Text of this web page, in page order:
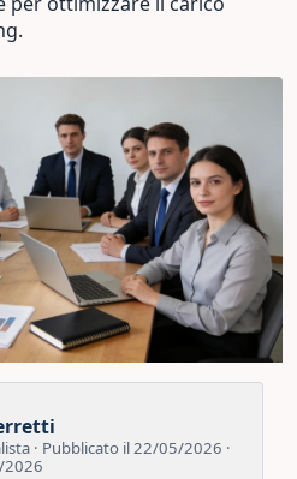
· Pubblicato il 22/05/2026 ·
2026